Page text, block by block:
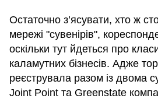
Остаточно з’ясувати, хто ж
мережі "сувенірів",
оскільки тут йдеться про
каламутних бізнесів. Адже
реєструвала разом із двома
Joint Point та Greenstate